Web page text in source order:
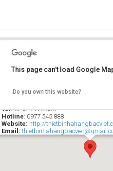
SIÊU THỊ THIÊT BỊ NHÀ HÀNG
: 21 Ngõ 84 Nguyễn Thời
Tel:0243.999.5.333
Hotline: 0977.545.888
Website: http://
Email:
This page can't load Google
Do you own this website?